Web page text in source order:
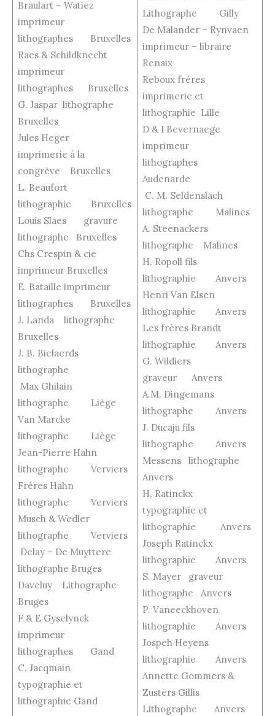
Braulart – Watiez
imprimeur
lithographes Bruxelles
Raes & Schildknecht
imprimeur
lithographes Bruxelles
G. Jaspar lithographe
Bruxelles
Jules Heger
imprimerie à la
congrève Bruxelles
L. Beaufort
lithographie Bruxelles
Louis Slaes gravure
lithographe Bruxelles
Chs Crespin & cie
imprimeur Bruxelles
E. Bataille imprimeur
lithographes Bruxelles
J. Landa lithographe
Bruxelles
J. B. Bielaerds
lithographe
Max Ghilain
lithographe Liège
Van Marcke
lithographe Liège
Jean-Pierre Hahn
lithographe Verviers
Frères Hahn
lithographe Verviers
Musch & Wedler
lithographe Verviers
Delay – De Muyttere
lithographe Bruges
Daveluy Lithographe
Bruges
F & E Gyselynck
imprimeur
lithographes Gand
C. Jacqmain
typographie et
lithographie Gand
Lithographe Gilly
De Malander – Rynvaen
imprimeur – libraire
Renaix
Reboux frères
imprimerie et
lithographie Lille
D & I Bevernaege
imprimeur
lithographes
Audenarde
C. M. Seldenslach
lithographe Malines
A. Steenackers
lithographe Malines
H. Ropoll fils
lithographie Anvers
Henri Van Elsen
lithographie Anvers
Les frères Brandt
lithographie Anvers
G. Wildiers
graveur Anvers
A.M. Dingemans
lithographe Anvers
J. Ducaju fils
lithographe Anvers
Messens lithographe
Anvers
H. Ratinckx
typographie et
lithographie Anvers
Joseph Ratinckx
lithographie Anvers
S. Mayer graveur
lithographe Anvers
P. Vaneeckhoven
lithographie Anvers
Jospeh Heyens
lithographie Anvers
Annette Gommers &
Zusters Gillis
Lithographe Anvers